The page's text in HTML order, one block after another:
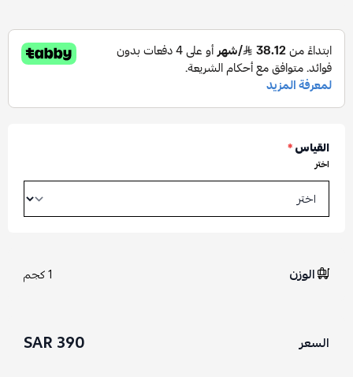
القياس*
اختر
الوزن 1 كجم
السعر 390 SAR